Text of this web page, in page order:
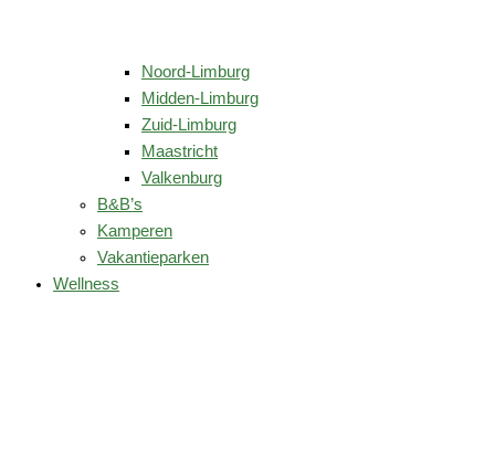
Noord-Limburg
Midden-Limburg
Zuid-Limburg
Maastricht
Valkenburg
B&B’s
Kamperen
Vakantieparken
Wellness